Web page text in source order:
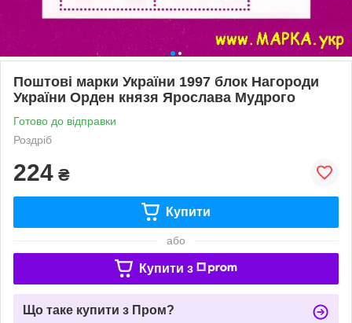
Поштові марки України 1997 блок Нагороди
України Орден князя Ярослава Мудрого
Готово до відправки
Роздріб
224 ₴
Купити
або
Купити з
Що таке купити з Пром?